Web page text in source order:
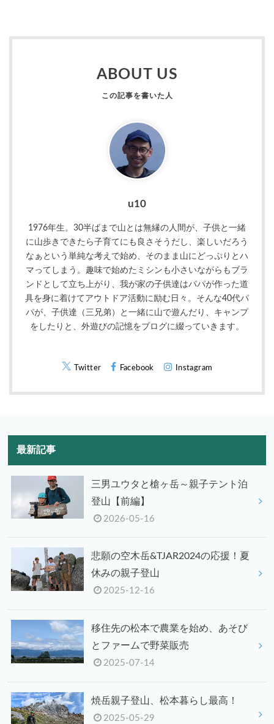
ABOUT US
u10
1976年生。30半ばまで山とは無縁の人間が、子供と一緒
に山歩きできたら子育てにも良さそうだし、楽しいだろう
なぁという単純な考えで始め、そのまま山にどっぷりとハ
マってしまう。趣味で始めたミシンも小さいながらもブラ
ンドとして立ち上がり、我が家の子供達はパパが作った道
具を身に着けてアウトドア活動に励む日々。そんな40代パ
パが、子供達（三兄弟）と一緒に山で遊んだり、キャンプ
をしたりと、外遊びの記憶をブログに綴っていきます。
Twitter Facebook Instagram
最新記事
三男ユウタと槍ヶ岳～親子テント泊
登山【前編】
2026-05-16
悲願の空木岳&TJAR2024の応援！夏
休みの親子登山
2025-12-16
移住先の松本で農業を始め、あそび
とファームで野菜販売
2025-07-14
焼岳親子登山、松本暮らし最高！
2025-05-29